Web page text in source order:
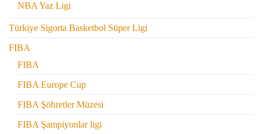
NBA Yaz Ligi
Türkiye Sigorta Basketbol Süper Ligi
FIBA
FIBA
FIBA Europe Cup
FIBA Şöhretler Müzesi
FIBA Şampiyonlar ligi